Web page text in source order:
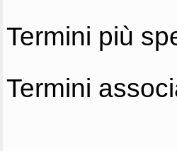
Termini più
Termini